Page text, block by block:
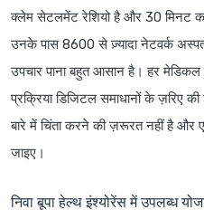
क्लेम सेटलमेंट रेशियो है और 30 मिनट
उनके पास 8600 से ज़्यादा नेटवर्क
उपचार पाना बहुत आसान है। हर
प्रक्रिया डिजिटल समाधानों के ज़रिए
बारे में चिंता करने की ज़रूरत नहीं है और
जाइए।
निवा बूपा हेल्थ इंश्योरेंस में उपलब्ध